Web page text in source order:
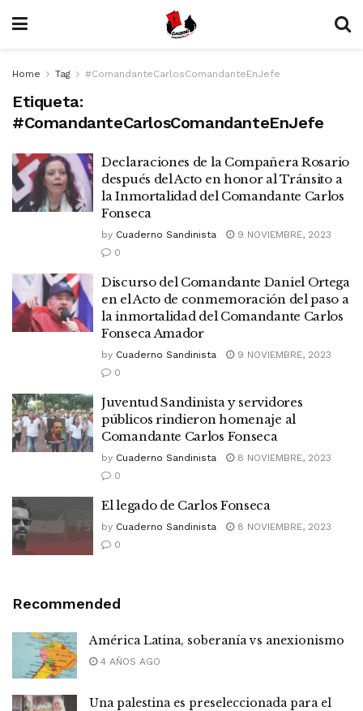
Home Tag #ComandanteCarlosComandanteEnJefe
Etiqueta:
#ComandanteCarlosComandanteEnJefe
Declaraciones de la Compañera Rosario
después del Acto en honor al Tránsito a
la Inmortalidad del Comandante Carlos
Fonseca
by Cuaderno Sandinista
9 NOVIEMBRE, 2023
0
Discurso del Comandante Daniel Ortega
en el Acto de conmemoración del paso a
la inmortalidad del Comandante Carlos
Fonseca Amador
by Cuaderno Sandinista
9 NOVIEMBRE, 2023
0
Juventud Sandinista y servidores
públicos rindieron homenaje al
Comandante Carlos Fonseca
by Cuaderno Sandinista
8 NOVIEMBRE, 2023
0
El legado de Carlos Fonseca
by Cuaderno Sandinista
8 NOVIEMBRE, 2023
0
Recommended
América Latina, soberanía vs anexionismo
4 AÑOS AGO
Una palestina es preseleccionada para el